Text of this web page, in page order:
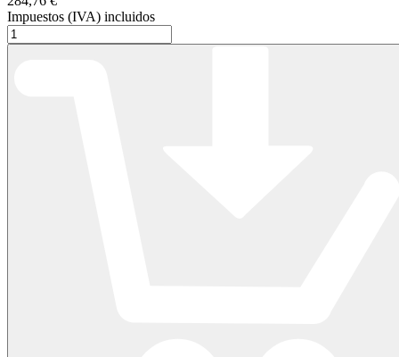
Impuestos (IVA) incluidos